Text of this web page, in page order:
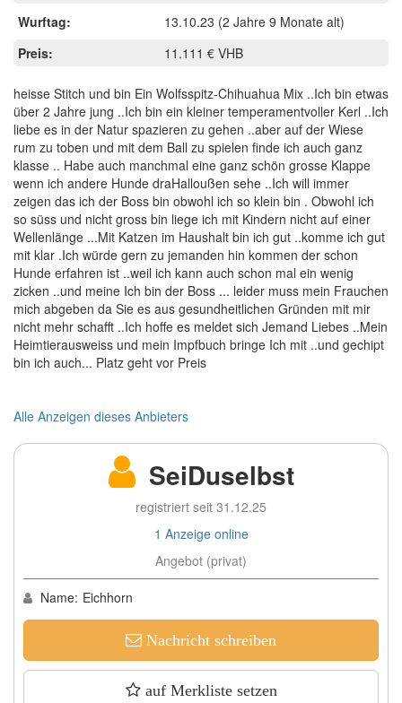
Wurftag:
13.10.23 (2 Jahre 9 Monate alt)
Preis:
11.111 € VHB
heisse Stitch und bin Ein Wolfsspitz-Chihuahua Mix ..Ich bin etwas
über 2 Jahre jung ..Ich bin ein kleiner temperamentvoller Kerl ..Ich
liebe es in der Natur spazieren zu gehen ..aber auf der Wiese
rum zu toben und mit dem Ball zu spielen finde ich auch ganz
klasse .. Habe auch manchmal eine ganz schön grosse Klappe
wenn ich andere Hunde draHalloußen sehe ..Ich will immer
zeigen das ich der Boss bin obwohl ich so klein bin . Obwohl ich
so süss und nicht gross bin liege ich mit Kindern nicht auf einer
Wellenlänge ...Mit Katzen im Haushalt bin ich gut ..komme ich gut
mit klar .Ich würde gern zu jemanden hin kommen der schon
Hunde erfahren ist ..weil ich kann auch schon mal ein wenig
zicken ..und meine Ich bin der Boss ... leider muss mein Frauchen
mich abgeben da Sie es aus gesundheitlichen Gründen mit mir
nicht mehr schafft ..Ich hoffe es meldet sich Jemand Liebes ..Mein
Heimtierausweiss und mein Impfbuch bringe Ich mit ..und gechipt
bin ich auch... Platz geht vor Preis
Alle Anzeigen dieses Anbieters
SeiDuselbst
registriert seit 31.12.25
1 Anzeige online
Angebot (privat)
Name: Eichhorn
Nachricht schreiben
auf Merkliste setzen